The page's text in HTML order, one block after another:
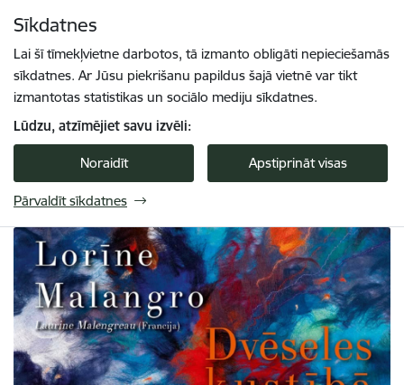
Sīkdatnes
Lai šī tīmekļvietne darbotos, tā izmanto obligāti nepieciešamās
sīkdatnes. Ar Jūsu piekrišanu papildus šajā vietnē var tikt
izmantotas statistikas un sociālo mediju sīkdatnes.
Lūdzu, atzīmējiet savu izvēli:
Noraidīt Apstiprināt visas
Pārvaldīt sīkdatnes
Turaidas muzejrezervāts